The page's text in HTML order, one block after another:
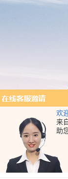
欢
来
助
检测仪，镀层膜厚分
，rohs十项检测仪